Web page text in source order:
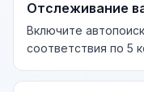
Отслеживание
Включите
соответствия по 5